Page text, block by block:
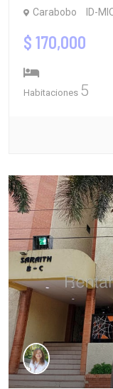
Carabobo ID-
$ 170,000
Habitaciones 5